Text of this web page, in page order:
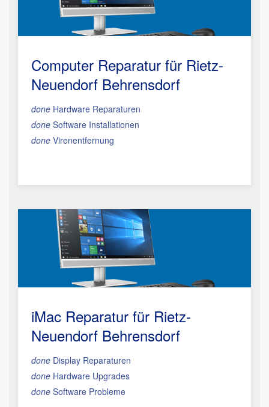
Computer Reparatur für Rietz-
Neuendorf Behrensdorf
done Hardware Reparaturen
done Software Installationen
done Virenentfernung
iMac Reparatur für Rietz-
Neuendorf Behrensdorf
done Display Reparaturen
done Hardware Upgrades
done Software Probleme